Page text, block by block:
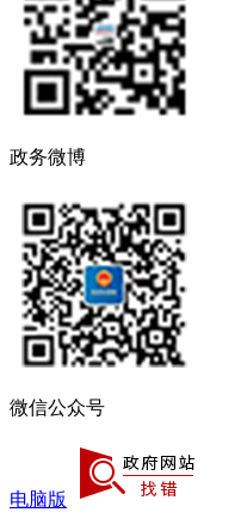
政务微博
微信公众号
电脑版